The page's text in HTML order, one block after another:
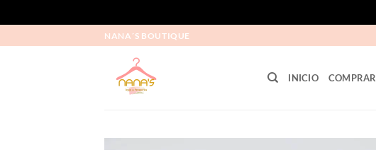
NANA´S BOUTIQUE
INICIO COMPRAR